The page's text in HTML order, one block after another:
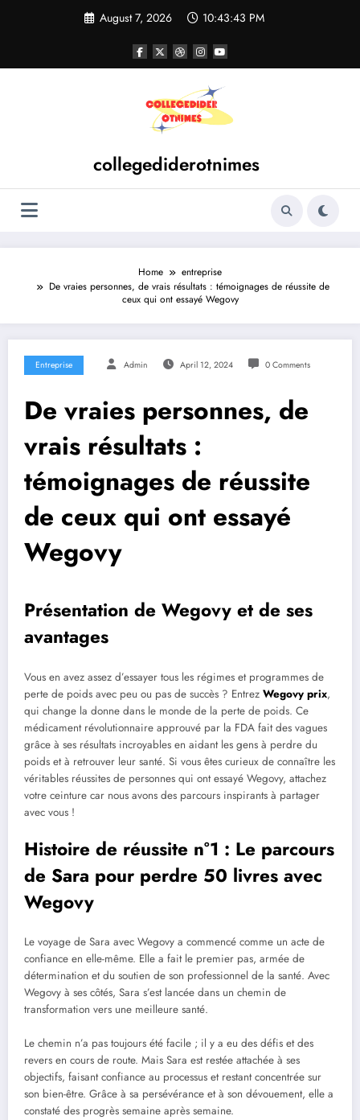
August 7, 2026 10:43:44 PM
collegediderotnimes
Home
entreprise
De vraies personnes, de vrais résultats : témoignages de réussite de
ceux qui ont essayé Wegovy
Entreprise Admin April 12, 2024 0 Comments
De vraies personnes, de
vrais résultats :
témoignages de réussite
de ceux qui ont essayé
Wegovy
Présentation de Wegovy et de ses
avantages
Vous en avez assez d’essayer tous les régimes et programmes de
perte de poids avec peu ou pas de succès ? Entrez Wegovy prix,
qui change la donne dans le monde de la perte de poids. Ce
médicament révolutionnaire approuvé par la FDA fait des vagues
grâce à ses résultats incroyables en aidant les gens à perdre du
poids et à retrouver leur santé. Si vous êtes curieux de connaître les
véritables réussites de personnes qui ont essayé Wegovy, attachez
votre ceinture car nous avons des parcours inspirants à partager
avec vous !
Histoire de réussite n°1 : Le parcours
de Sara pour perdre 50 livres avec
Wegovy
Le voyage de Sara avec Wegovy a commencé comme un acte de
confiance en elle-même. Elle a fait le premier pas, armée de
détermination et du soutien de son professionnel de la santé. Avec
Wegovy à ses côtés, Sara s’est lancée dans un chemin de
transformation vers une meilleure santé.
Le chemin n’a pas toujours été facile ; il y a eu des défis et des
revers en cours de route. Mais Sara est restée attachée à ses
objectifs, faisant confiance au processus et restant concentrée sur
son bien-être. Grâce à sa persévérance et à son dévouement, elle a
constaté des progrès semaine après semaine.